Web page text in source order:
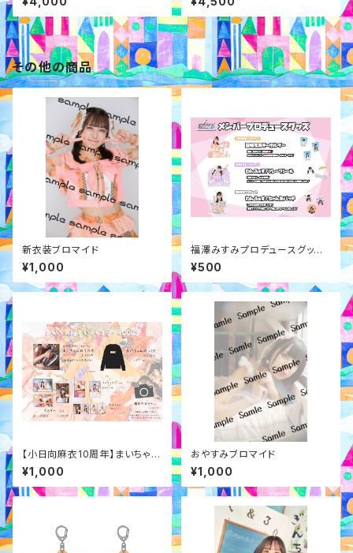
その他の商品
新衣装ブロマイド
¥1,000
福澤みすみプロデュースグッズ
『わんふぁす！ちゃんフレークシ
ール』
¥500
【小日向麻衣10周年】まいちゃん
といっしょポスター
¥1,000
おやすみブロマイド
¥1,000